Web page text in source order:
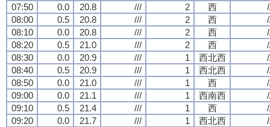
07:50
0.0 20.8 /// 2 西
08:00
0.5 20.8 /// 2 西
08:10
0.0 20.8 /// 2 西
08:20
0.5 21.0 /// 2 西
08:30
0.0 20.9 /// 1 西北西
08:40
0.5 20.9 /// 1 西北西
08:50
0.0 21.0 /// 1 西
09:00
0.0 21.1 /// 1 西南西
09:10
0.5 21.4 /// 1 西
09:20
0.0 21.7 /// 1 西北西